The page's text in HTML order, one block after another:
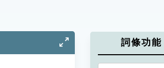
詞條功能